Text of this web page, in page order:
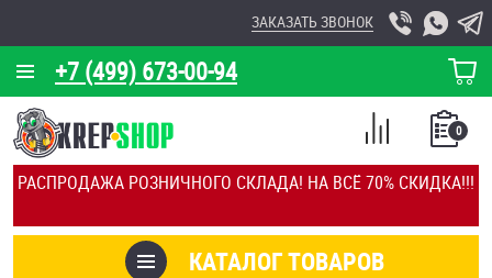
РАСПРОДАЖА РОЗНИЧНОГО СКЛАДА! НА ВСЁ 70% СКИДКА!!!
+7 (499) 673-00-94
ЗАКАЗАТЬ ЗВОНОК
КОРЗИНА
О КОМПАНИИ
КАЛЬКУЛЯТОР
ОТЗЫВЫ
КАТАЛОГ ТОВАРОВ
0
СПИСОК
СРАВНЕНИЕ